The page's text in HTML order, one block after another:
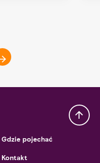
Gdzie pojechać
Kontakt